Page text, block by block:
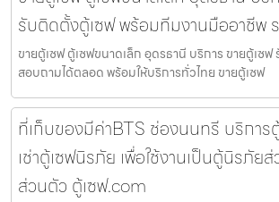
รับติดตั้งตู้เซฟ พร้อมทีมงานมืออาชีพ
ขายตู้เซฟ ตู้เซฟขนาดเล็ก อุดรธานี บริการ ขายตู้เซ
สอบถามได้ตลอด พร้อมให้บริการทั่วไทย ขายตู้เซฟ
ที่เก็บของมีค่าBTS ช่องนนทรี บริการ
เช่าตู้เซฟนิรภัย เพื่อใช้งานเป็นตู้นิรภัย
ส่วนตัว ตู้เซฟ.com